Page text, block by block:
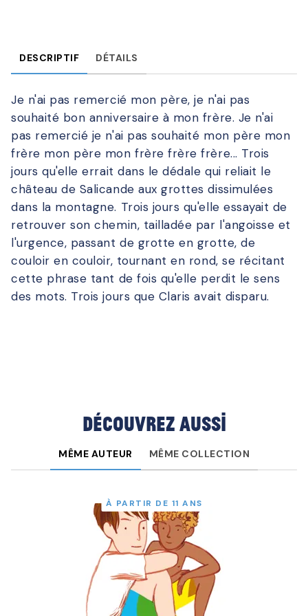
DESCRIPTIF DÉTAILS
Je n'ai pas remercié mon père, je n'ai pas
souhaité bon anniversaire à mon frère. Je n'ai
pas remercié je n'ai pas souhaité mon père mon
frère mon père mon frère frère frère... Trois
jours qu'elle errait dans le dédale qui reliait le
château de Salicande aux grottes dissimulées
dans la montagne. Trois jours qu'elle essayait de
retrouver son chemin, tailladée par l'angoisse et
l'urgence, passant de grotte en grotte, de
couloir en couloir, tournant en rond, se récitant
cette phrase tant de fois qu'elle perdit le sens
des mots. Trois jours que Claris avait disparu.
Découvrez aussi
MÊME AUTEUR MÊME COLLECTION
À PARTIR DE 11 ANS